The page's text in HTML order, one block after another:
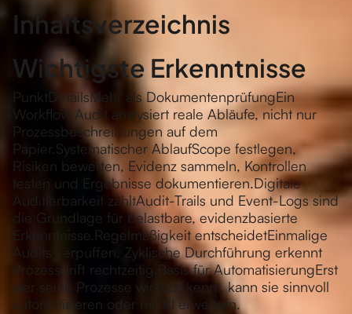
Inhaltsverzeichnis
Wichtigste Erkenntnisse
PunktDetailsMehr als DokumentenprüfungEin
Workflow Audit analysiert reale Abläufe, nicht nur
Prozessbeschreibungen auf dem
Papier.Systematischer AblaufScope festlegen,
Risiken bewerten, Evidenz sammeln, Kontrollen
testen und Ergebnisse dokumentieren.Digitale
Auditierbarkeit zähltAudit-Trails und Event-Logs sind
die Grundlage für belastbare, evidenzbasierte
Erkenntnisse.Regelmäßigkeit entscheidetEinmalige
Audits verpuffen. Zyklische Durchführung erkennt
Prozessdrift rechtzeitig.Basis für AutomatisierungErst
wer seine Prozesse wirklich kennt, kann sie sinnvoll
automatisieren oder mit KI erweitern.